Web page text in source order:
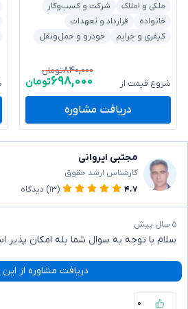
ملکی و املاک
شرکت و کسب‌وکار
خانواده
قرارداد و تعهدات
کیفری و جرایم
خودرو و حمل‌ونقل
شروع قیمت از
۸۴۰,۰۰۰تومان
۶۹۸,۰۰۰تومان
دریافت مشاوره
مجتبی ایروانی
کارشناس ارشد حقوق
۴.۷
(۱۳) دیدگاه
۵ سال پیش
سلام با توجه به سوال شما بله امکان
دریافت مشاوره از
۰